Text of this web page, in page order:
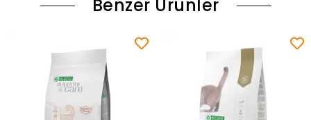
Benzer Ürünler